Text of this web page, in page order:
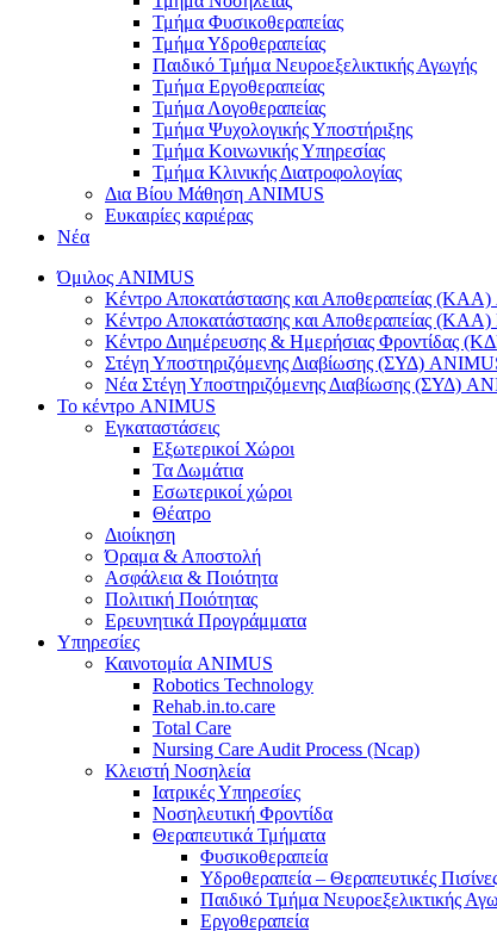
Τμήμα Φυσικοθεραπείας
Τμήμα Υδροθεραπείας
Παιδικό Τμήμα Νευροεξελικτικής Αγωγής
Τμήμα Εργοθεραπείας
Τμήμα Λογοθεραπείας
Τμήμα Ψυχολογικής Υποστήριξης
Τμήμα Κοινωνικής Υπηρεσίας
Τμήμα Κλινικής Διατροφολογίας
Δια Βίου Μάθηση ANIMUS
Ευκαιρίες καριέρας
Νέα
Όμιλος ANIMUS
Κέντρο Αποκατάστασης και Αποθεραπείας
Κέντρο Αποκατάστασης και Αποθεραπείας
Κέντρο Διημέρευσης & Ημερήσιας Φροντίδας
Στέγη Υποστηριζόμενης Διαβίωσης (ΣΥΔ)
Νέα Στέγη Υποστηριζόμενης Διαβίωσης (ΣΥΔ)
Το κέντρο ANIMUS
Εγκαταστάσεις
Εξωτερικοί Χώροι
Τα Δωμάτια
Εσωτερικοί χώροι
Θέατρο
Διοίκηση
Όραμα & Αποστολή
Ασφάλεια & Ποιότητα
Πολιτική Ποιότητας
Ερευνητικά Προγράμματα
Υπηρεσίες
Καινοτομία ANIMUS
Robotics Technology
Rehab.in.to.care
Total Care
Nursing Care Audit Process (Ncap)
Κλειστή Νοσηλεία
Ιατρικές Υπηρεσίες
Νοσηλευτική Φροντίδα
Θεραπευτικά Τμήματα
Φυσικοθεραπεία
Υδροθεραπεία – Θεραπευτικές
Παιδικό Τμήμα Νευροεξελικτικής
Εργοθεραπεία